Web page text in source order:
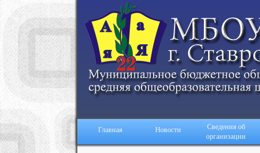
Главная Новости Сведения об
организации